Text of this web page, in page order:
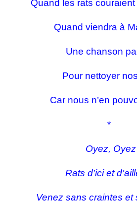
Quand les rats
Quand viendra à
Une chanson
Pour nettoyer
Car nous n’en
*
Oyez, Oyez
Rats d’ici et
Venez sans craintes et